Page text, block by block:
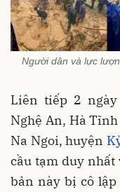
Người dân và lực
Liên tiếp 2
Nghệ An, Hà
Na Ngoi, huyện
cầu tạm duy
bản này bị cô